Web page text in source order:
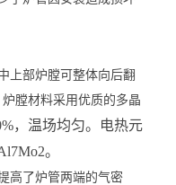
上部炉膛可整体向后翻
膛材料采用优质的多晶
，温场均匀。电热元
。
高了炉管两端的气密